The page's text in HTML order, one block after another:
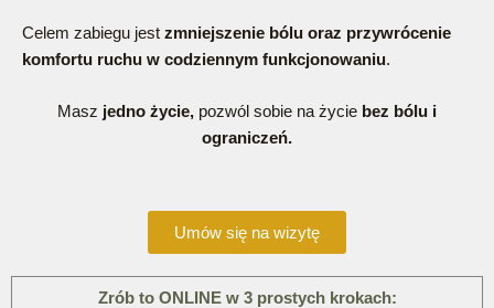
Celem zabiegu jest zmniejszenie bólu oraz przywrócenie
komfortu ruchu w codziennym funkcjonowaniu.
Masz jedno życie, pozwól sobie na życie bez bólu i
ograniczeń.
Umów się na wizytę
Zrób to ONLINE w 3 prostych krokach: